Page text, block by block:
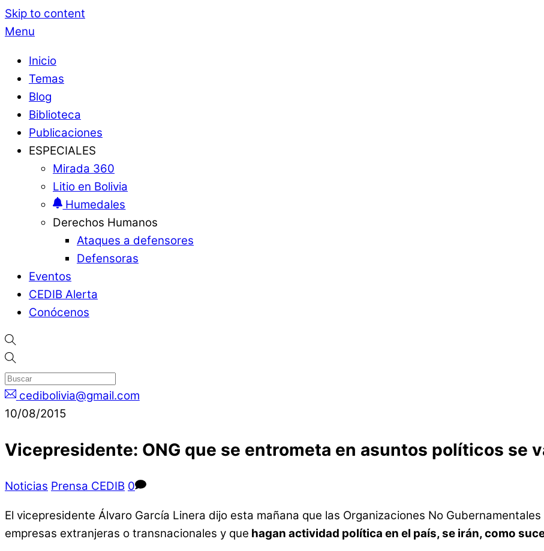
Skip to content
Menu
Inicio
Temas
Blog
Biblioteca
Publicaciones
ESPECIALES
Mirada 360
Litio en Bolivia
Humedales
Derechos Humanos
Ataques a defensores
Defensoras
Eventos
CEDIB Alerta
Conócenos
cedibolivia@gmail.com
10/08/2015
Vicepresidente: ONG que se entrometa en asuntos políticos se
Noticias Prensa CEDIB 0
El vicepresidente Álvaro García Linera dijo esta mañana que las Organizaciones No
empresas extranjeras o transnacionales y que hagan actividad política en el país, se irán, como